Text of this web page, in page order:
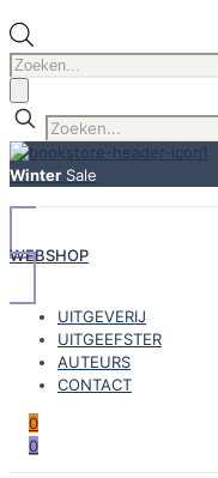
Producten
zoeken
Winter Sale
WEBSHOP
UITGEVERIJ
UITGEEFSTER
AUTEURS
CONTACT
0
0